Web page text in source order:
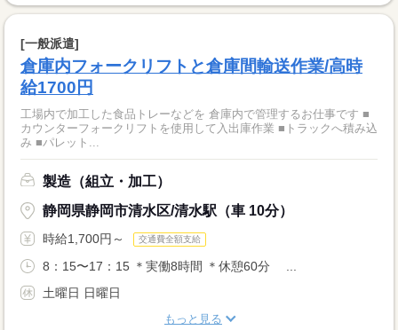
[一般派遣]
倉庫内フォークリフトと倉庫間輸送作業/高時
給1700円
工場内で加工した食品トレーなどを 倉庫内で管理するお仕事です ■
カウンターフォークリフトを使用して入出庫作業 ■トラックへ積み込
み ■パレット...
製造（組立・加工）
静岡県静岡市清水区/清水駅（車 10分）
時給1,700円～ 交通費全額支給
8：15〜17：15 ＊実働8時間 ＊休憩60分 ...
土曜日 日曜日
もっと見る